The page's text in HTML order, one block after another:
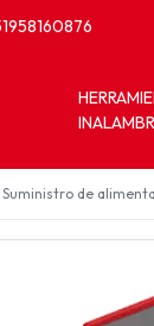
Suministro de